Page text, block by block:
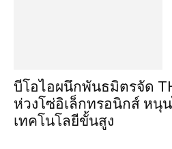
บีโอไอผนึกพันธมิตรจัด
ห่วงโซ่อิเล็กทรอนิกส์ หนุ
เทคโนโลยีขั้นสูง